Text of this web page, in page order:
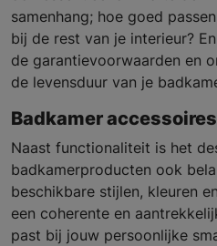
samenhang; hoe goed
bij de rest van je interieur?
de garantievoorwaarden en
de levensduur van je
Badkamer accessoires
Naast functionaliteit is het
badkamerproducten ook
beschikbare stijlen, kleuren
een coherente en
past bij jouw persoonlijke